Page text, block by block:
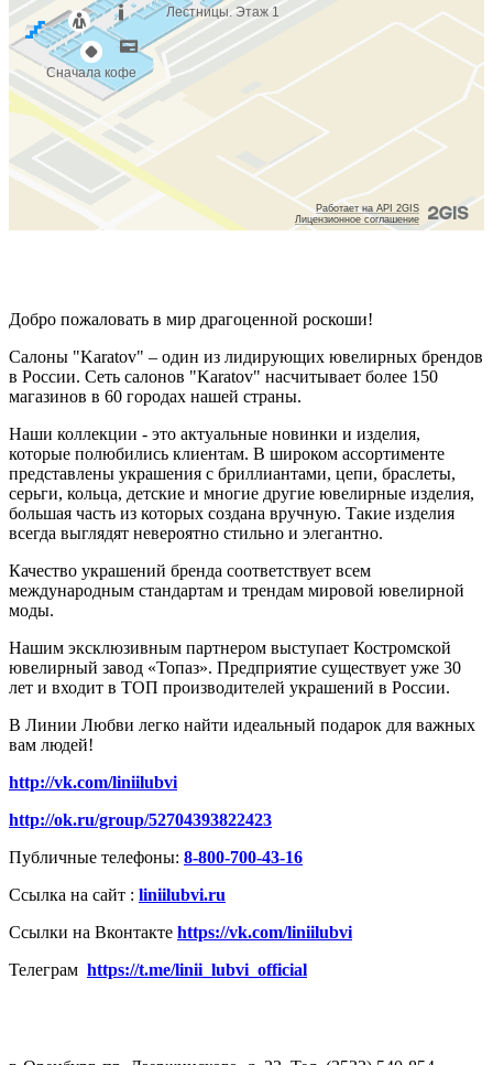
Добро пожаловать в мир драгоценной роскоши!
Салоны "Karatov" – один из лидирующих ювелирных брендов
в России. Сеть салонов "Karatov" насчитывает более 150
магазинов в 60 городах нашей страны.
Наши коллекции - это актуальные новинки и изделия,
которые полюбились клиентам. В широком ассортименте
представлены украшения с бриллиантами, цепи, браслеты,
серьги, кольца, детские и многие другие ювелирные изделия,
большая часть из которых создана вручную. Такие изделия
всегда выглядят невероятно стильно и элегантно.
Качество украшений бренда соответствует всем
международным стандартам и трендам мировой ювелирной
моды.
Нашим эксклюзивным партнером выступает Костромской
ювелирный завод «Топаз». Предприятие существует уже 30
лет и входит в ТОП производителей украшений в России.
В Линии Любви легко найти идеальный подарок для важных
вам людей!
http://vk.com/liniilubvi
http://ok.ru/group/52704393822423
Публичные телефоны: 8-800-700-43-16
Ссылка на сайт : liniilubvi.ru
Ссылки на Вконтакте https://vk.com/liniilubvi
Телеграм https://t.me/linii_lubvi_official